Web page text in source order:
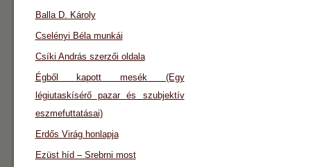
Balla D. Károly
Cselényi Béla munkái
Csíki András szerzői oldala
Égből kapott mesék (Egy
légiutaskísérő pazar és szubjektív
eszmefuttatásai)
Erdős Virág honlapja
Ezüst híd – Srebrni most